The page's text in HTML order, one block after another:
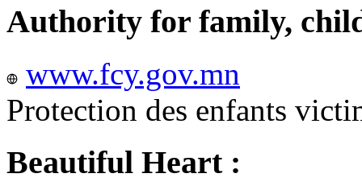
Authority for family,
www.fcy.gov.mn
Protection des enfants
Beautiful Heart :